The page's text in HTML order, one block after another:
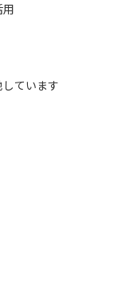
ています